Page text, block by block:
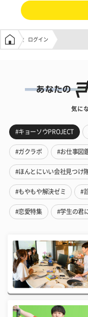
学生の窓口トップ
ログイン
気に
#キョーソウPROJECT
#ガクラボ #お仕事図
#ほんとにいい会社見つけ
#もやもや解決ゼミ #
#恋愛特集 #学生の君